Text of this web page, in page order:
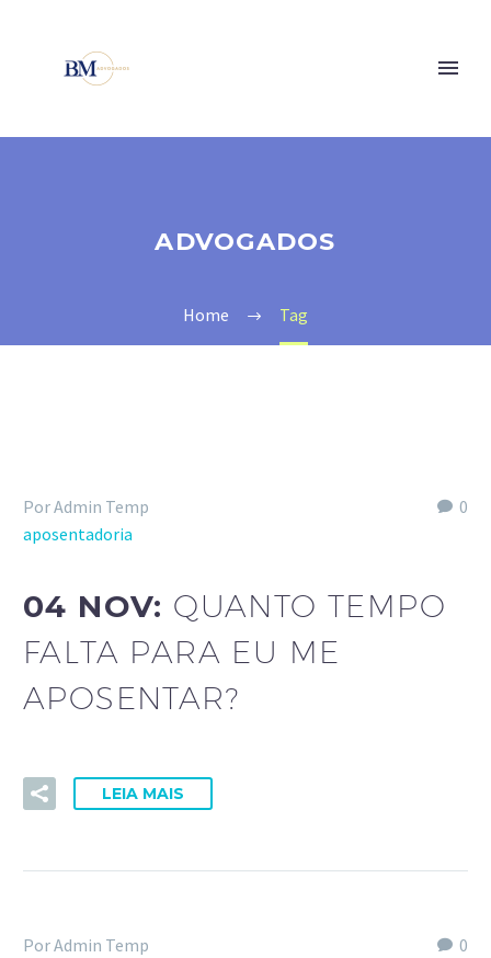
ADVOGADOS
Home Tag
0
Por Admin Temp
aposentadoria
04 NOV: QUANTO TEMPO
FALTA PARA EU ME
APOSENTAR?
LEIA MAIS
0
Por Admin Temp